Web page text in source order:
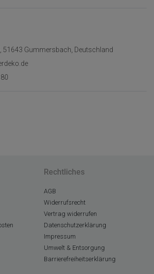
51643 Gummersbach, Deutschland
Rechtliches
AGB
Widerrufsrecht
Vertrag widerrufen
Datenschutzerklärung
Impressum
Umwelt & Entsorgung
Barrierefreiheitserklärung